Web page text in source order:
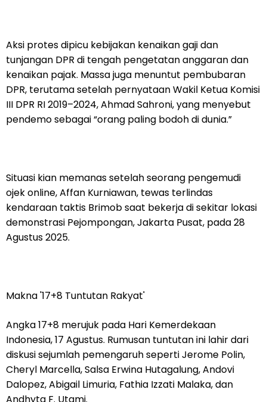
Aksi protes dipicu kebijakan kenaikan gaji dan
tunjangan DPR di tengah pengetatan anggaran dan
kenaikan pajak. Massa juga menuntut pembubaran
DPR, terutama setelah pernyataan Wakil Ketua Komisi
III DPR RI 2019–2024, Ahmad Sahroni, yang menyebut
pendemo sebagai “orang paling bodoh di dunia.”
Situasi kian memanas setelah seorang pengemudi
ojek online, Affan Kurniawan, tewas terlindas
kendaraan taktis Brimob saat bekerja di sekitar lokasi
demonstrasi Pejompongan, Jakarta Pusat, pada 28
Agustus 2025.
Makna '17+8 Tuntutan Rakyat'
Angka 17+8 merujuk pada Hari Kemerdekaan
Indonesia, 17 Agustus. Rumusan tuntutan ini lahir dari
diskusi sejumlah pemengaruh seperti Jerome Polin,
Cheryl Marcella, Salsa Erwina Hutagalung, Andovi
Dalopez, Abigail Limuria, Fathia Izzati Malaka, dan